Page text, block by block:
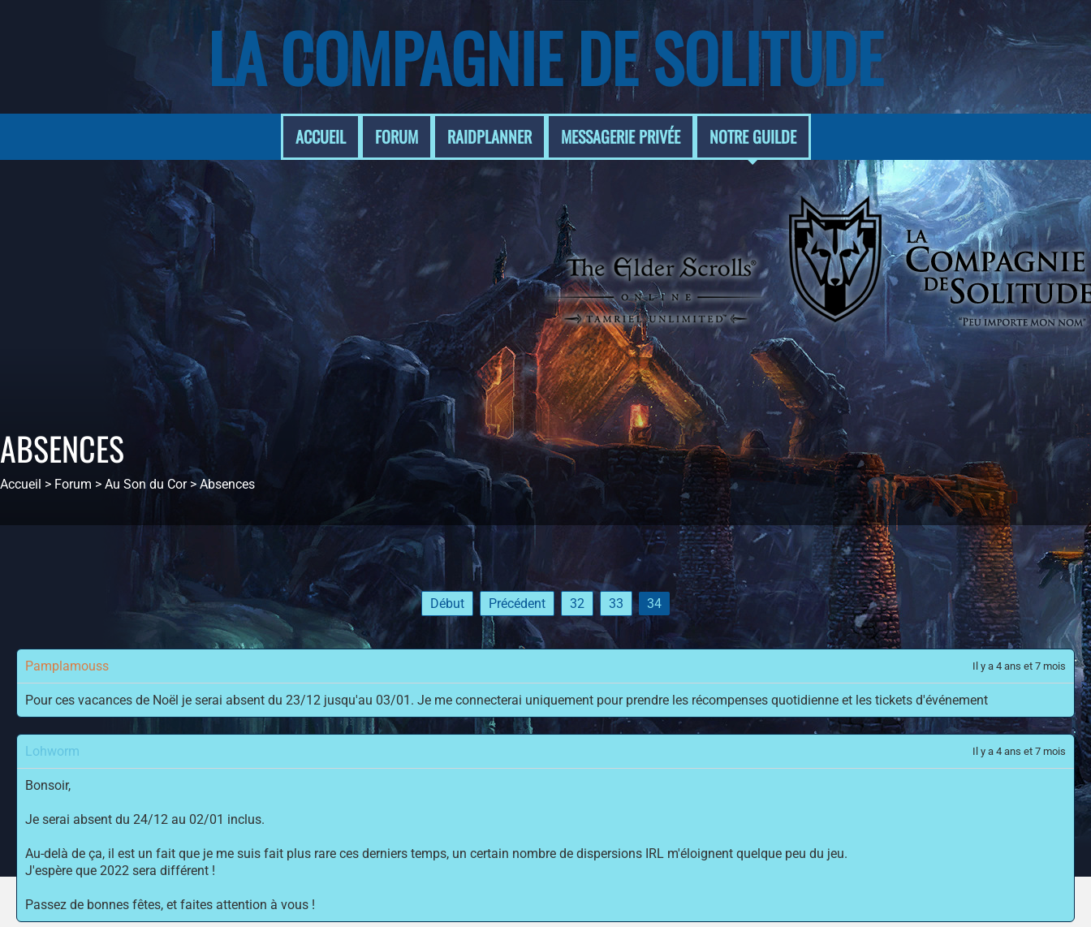
LA COMPAGNIE DE SOLITUDE
ACCUEIL FORUM RAIDPLANNER MESSAGERIE PRIVÉE NOTRE GUILDE
ABSENCES
Accueil > Forum > Au Son du Cor > Absences
Début Précédent 32 33 34
Pamplamouss Il y a 4 ans et 7 mois
Pour ces vacances de Noël je serai absent du 23/12 jusqu'au 03/01. Je me connecterai uniquement pour prendre les récompenses quotidienne et les tickets d'événement
Lohworm Il y a 4 ans et 7 mois
Bonsoir,
Je serai absent du 24/12 au 02/01 inclus.
Au-delà de ça, il est un fait que je me suis fait plus rare ces derniers temps, un certain nombre de dispersions IRL m'éloignent quelque peu du jeu.
J'espère que 2022 sera différent !
Passez de bonnes fêtes, et faites attention à vous !